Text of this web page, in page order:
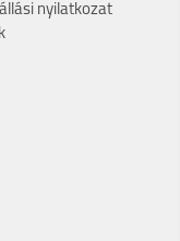
nyilatkozat